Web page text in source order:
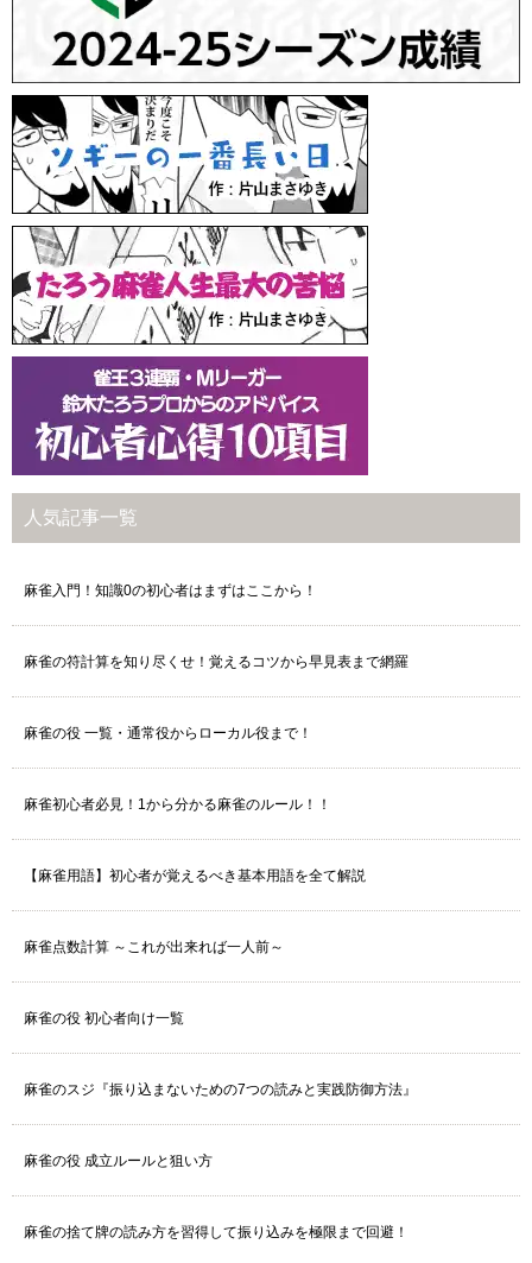
人気記事一覧
麻雀入門！知識0の初心者はまずはここから！
麻雀の符計算を知り尽くせ！覚えるコツから早見表まで網羅
麻雀の役 一覧・通常役からローカル役まで！
麻雀初心者必見！1から分かる麻雀のルール！！
【麻雀用語】初心者が覚えるべき基本用語を全て解説
麻雀点数計算 ～これが出来れば一人前～
麻雀の役 初心者向け一覧
麻雀のスジ『振り込まないための7つの読みと実践防御方法』
麻雀の役 成立ルールと狙い方
麻雀の捨て牌の読み方を習得して振り込みを極限まで回避！